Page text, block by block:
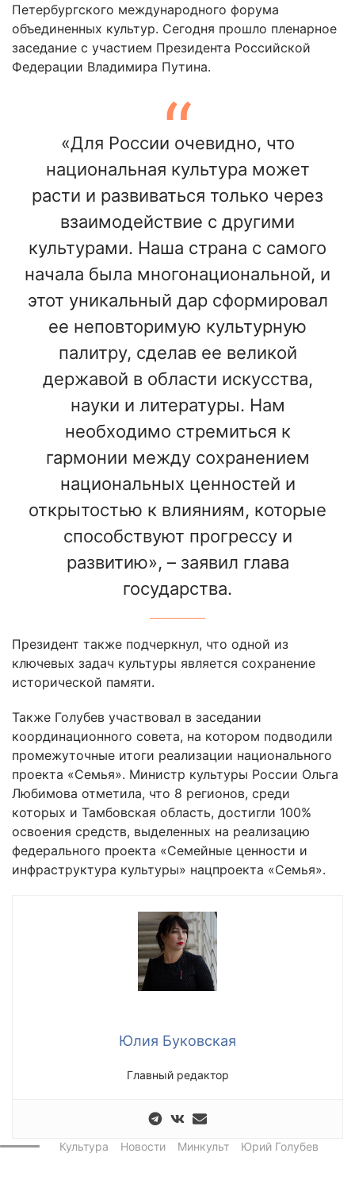
Петербургского международного форума
объединенных культур. Сегодня прошло пленарное
заседание с участием Президента Российской
Федерации Владимира Путина.
«Для России очевидно, что
национальная культура может
расти и развиваться только через
взаимодействие с другими
культурами. Наша страна с самого
начала была многонациональной, и
этот уникальный дар сформировал
ее неповторимую культурную
палитру, сделав ее великой
державой в области искусства,
науки и литературы. Нам
необходимо стремиться к
гармонии между сохранением
национальных ценностей и
открытостью к влияниям, которые
способствуют прогрессу и
развитию», – заявил глава
государства.
Президент также подчеркнул, что одной из
ключевых задач культуры является сохранение
исторической памяти.
Также Голубев участвовал в заседании
координационного совета, на котором подводили
промежуточные итоги реализации национального
проекта «Семья». Министр культуры России Ольга
Любимова отметила, что 8 регионов, среди
которых и Тамбовская область, достигли 100%
освоения средств, выделенных на реализацию
федерального проекта «Семейные ценности и
инфраструктура культуры» нацпроекта «Семья».
Юлия Буковская
Главный редактор
Культура Новости Минкульт Юрий Голубев